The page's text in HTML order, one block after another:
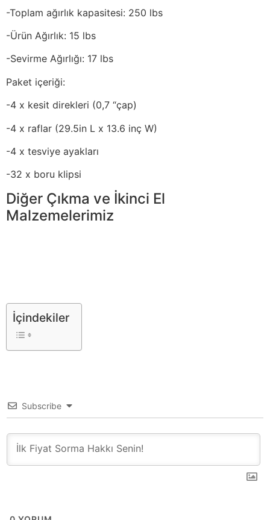
-Toplam ağırlık kapasitesi: 250 lbs
-Ürün Ağırlık: 15 lbs
-Sevirme Ağırlığı: 17 lbs
Paket içeriği:
-4 x kesit direkleri (0,7 “çap)
-4 x raflar (29.5in L x 13.6 inç W)
-4 x tesviye ayakları
-32 x boru klipsi
Diğer Çıkma ve İkinci El
Malzemelerimiz
İçindekiler
Subscribe